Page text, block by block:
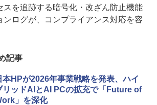
スを追跡する暗号化・改ざん防止機能
ンログが、コンプライアンス対応を容
記事
本HPが2026年事業戦略を発表、ハイ
リッドAIとAI PCの拡充で「Future of
」を深化